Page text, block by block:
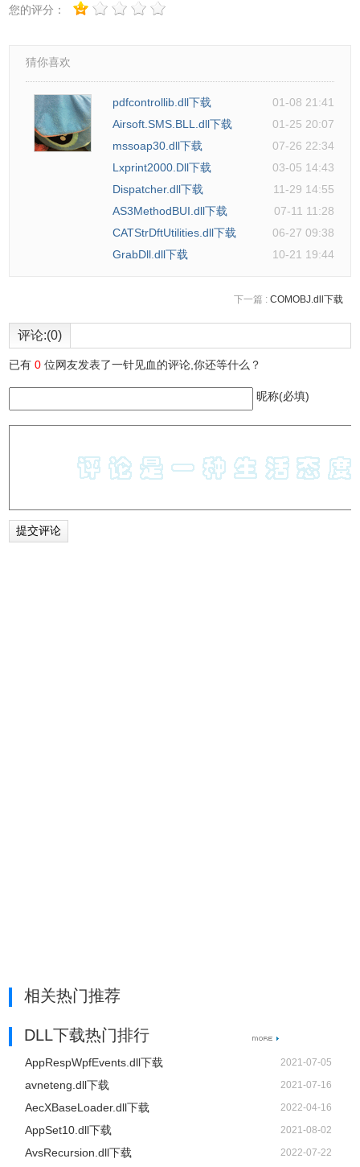
您的评分：
猜你喜欢
pdfcontrollib.dll下载
01-08 21:41
Airsoft.SMS.BLL.dll下载
01-25 20:07
mssoap30.dll下载
07-26 22:34
Lxprint2000.Dll下载
03-05 14:43
Dispatcher.dll下载
11-29 14:55
AS3MethodBUI.dll下载
07-11 11:28
CATStrDftUtilities.dll下载
06-27 09:38
GrabDll.dll下载
10-21 19:44
下一篇 : COMOBJ.dll下载
评论:(0)
已有0 位网友发表了一针见血的评论,你还等什么？
昵称(必填)
相关热门推荐
DLL下载热门排行
AppRespWpfEvents.dll下载 2021-07-05
avneteng.dll下载 2021-07-16
AecXBaseLoader.dll下载 2022-04-16
AppSet10.dll下载 2021-08-02
AvsRecursion.dll下载 2022-07-22